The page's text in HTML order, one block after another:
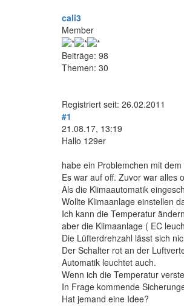
cali3
Member
Beiträge: 98
Themen: 30
Registriert seit: 26.02.2011
#1
21.08.17, 13:19
Hallo 129er
habe ein Problemchen mit
Es war auf off. Zuvor war alles
Als die Klimaautomatik
Wollte Klimaanlage einstellen
Ich kann die Temperatur
aber die Klimaanlage ( EC
Die Lüfterdrehzahl lässt sich
Der Schalter rot an der
Automatik leuchtet auch.
Wenn ich die Temperatur
In Frage kommende
Hat jemand eine Idee?